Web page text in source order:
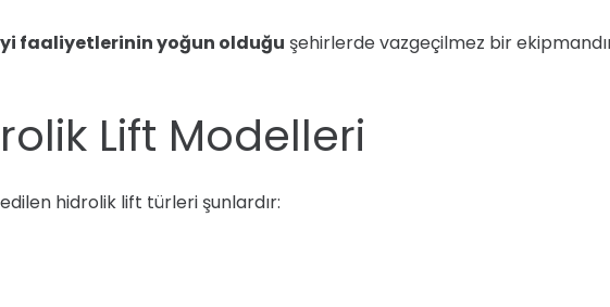
faaliyetlerinin yoğun olduğu şehirlerde vazgeçilmez bir
Lift Modelleri
hidrolik lift türleri şunlardır: